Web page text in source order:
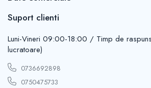
Suport clienti
Luni-Vineri 09:00-18:00 / Timp de
lucratoare)
0736692898
0750475733